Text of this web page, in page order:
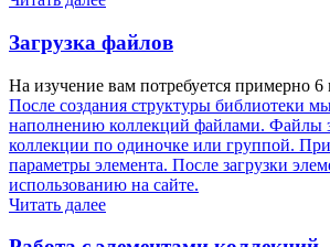
Загрузка файлов
На изучение вам потребуется примерно 6
После создания структуры библиотеки
наполнению коллекций файлами. Файлы
коллекции по одиночке или группой. При
параметры элемента. После загрузки
использованию на сайте.
Читать далее